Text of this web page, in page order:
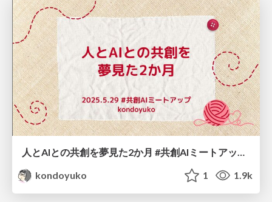
人とAIとの共創を夢見た2か月 #共創AIミートアップ / Co-Creation with Keito-chan
kondoyuko
1 1.9k